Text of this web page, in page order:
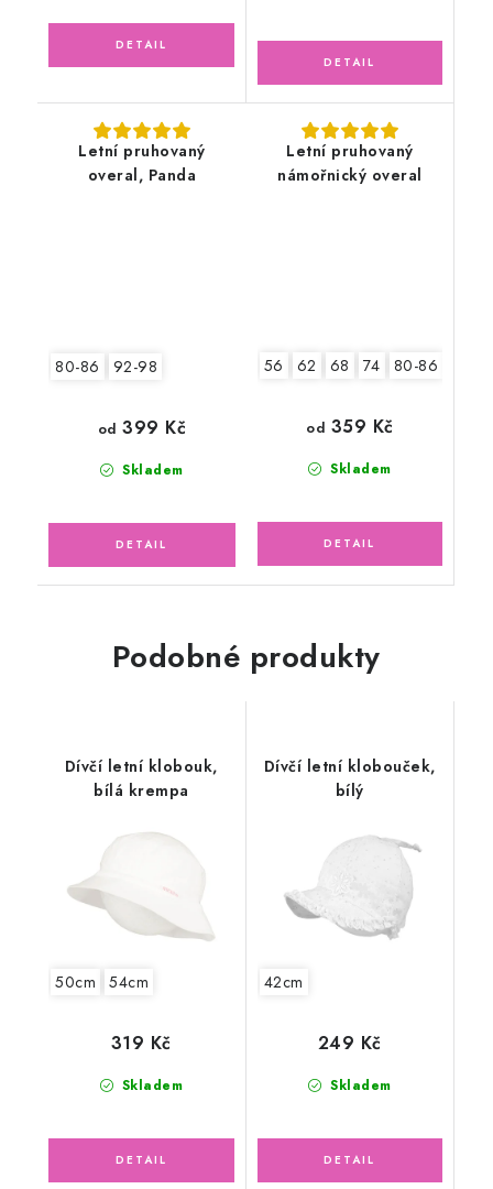
Letní pruhovaný
overal, Panda
80-86 92-98
Skladem
od 399 Kč
Letní pruhovaný
námořnický overal
56 62 68 74 80-86
Skladem
od 359 Kč
Podobné produkty
Dívčí letní klobouk,
bílá krempa
50cm 54cm
Skladem
319 Kč
Dívčí letní klobouček,
bílý
42cm
Skladem
249 Kč